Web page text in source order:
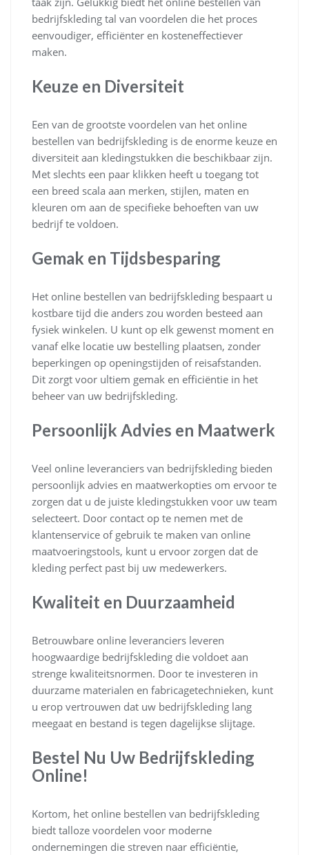
bedrijfskleding tal van voordelen die het proces
eenvoudiger, efficiënter en kosteneffectiever
maken.
Keuze en Diversiteit
Een van de grootste voordelen van het online
bestellen van bedrijfskleding is de enorme keuze en
diversiteit aan kledingstukken die beschikbaar zijn.
Met slechts een paar klikken heeft u toegang tot
een breed scala aan merken, stijlen, maten en
kleuren om aan de specifieke behoeften van uw
bedrijf te voldoen.
Gemak en Tijdsbesparing
Het online bestellen van bedrijfskleding bespaart u
kostbare tijd die anders zou worden besteed aan
fysiek winkelen. U kunt op elk gewenst moment en
vanaf elke locatie uw bestelling plaatsen, zonder
beperkingen op openingstijden of reisafstanden.
Dit zorgt voor ultiem gemak en efficiëntie in het
beheer van uw bedrijfskleding.
Persoonlijk Advies en Maatwerk
Veel online leveranciers van bedrijfskleding bieden
persoonlijk advies en maatwerkopties om ervoor te
zorgen dat u de juiste kledingstukken voor uw team
selecteert. Door contact op te nemen met de
klantenservice of gebruik te maken van online
maatvoeringstools, kunt u ervoor zorgen dat de
kleding perfect past bij uw medewerkers.
Kwaliteit en Duurzaamheid
Betrouwbare online leveranciers leveren
hoogwaardige bedrijfskleding die voldoet aan
strenge kwaliteitsnormen. Door te investeren in
duurzame materialen en fabricagetechnieken, kunt
u erop vertrouwen dat uw bedrijfskleding lang
meegaat en bestand is tegen dagelijkse slijtage.
Bestel Nu Uw Bedrijfskleding
Online!
Kortom, het online bestellen van bedrijfskleding
biedt talloze voordelen voor moderne
ondernemingen die streven naar efficiëntie,